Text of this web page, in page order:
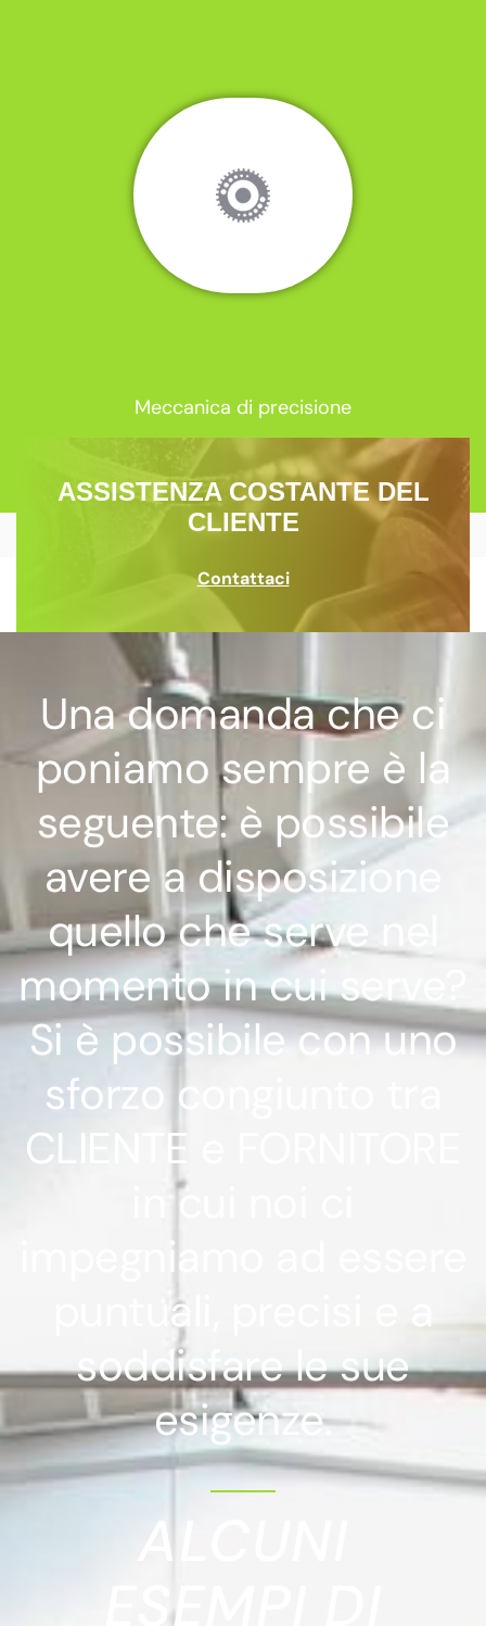
Meccanica di precisione
ASSISTENZA COSTANTE DEL
CLIENTE
Contattaci
Una domanda che ci
poniamo sempre è la
seguente: è possibile
avere a disposizione
quello che serve nel
momento in cui serve?
Si è possibile con uno
sforzo congiunto tra
CLIENTE e FORNITORE
in cui noi ci
impegniamo ad essere
puntuali, precisi e a
soddisfare le sue
esigenze.
ALCUNI
ESEMPI DI